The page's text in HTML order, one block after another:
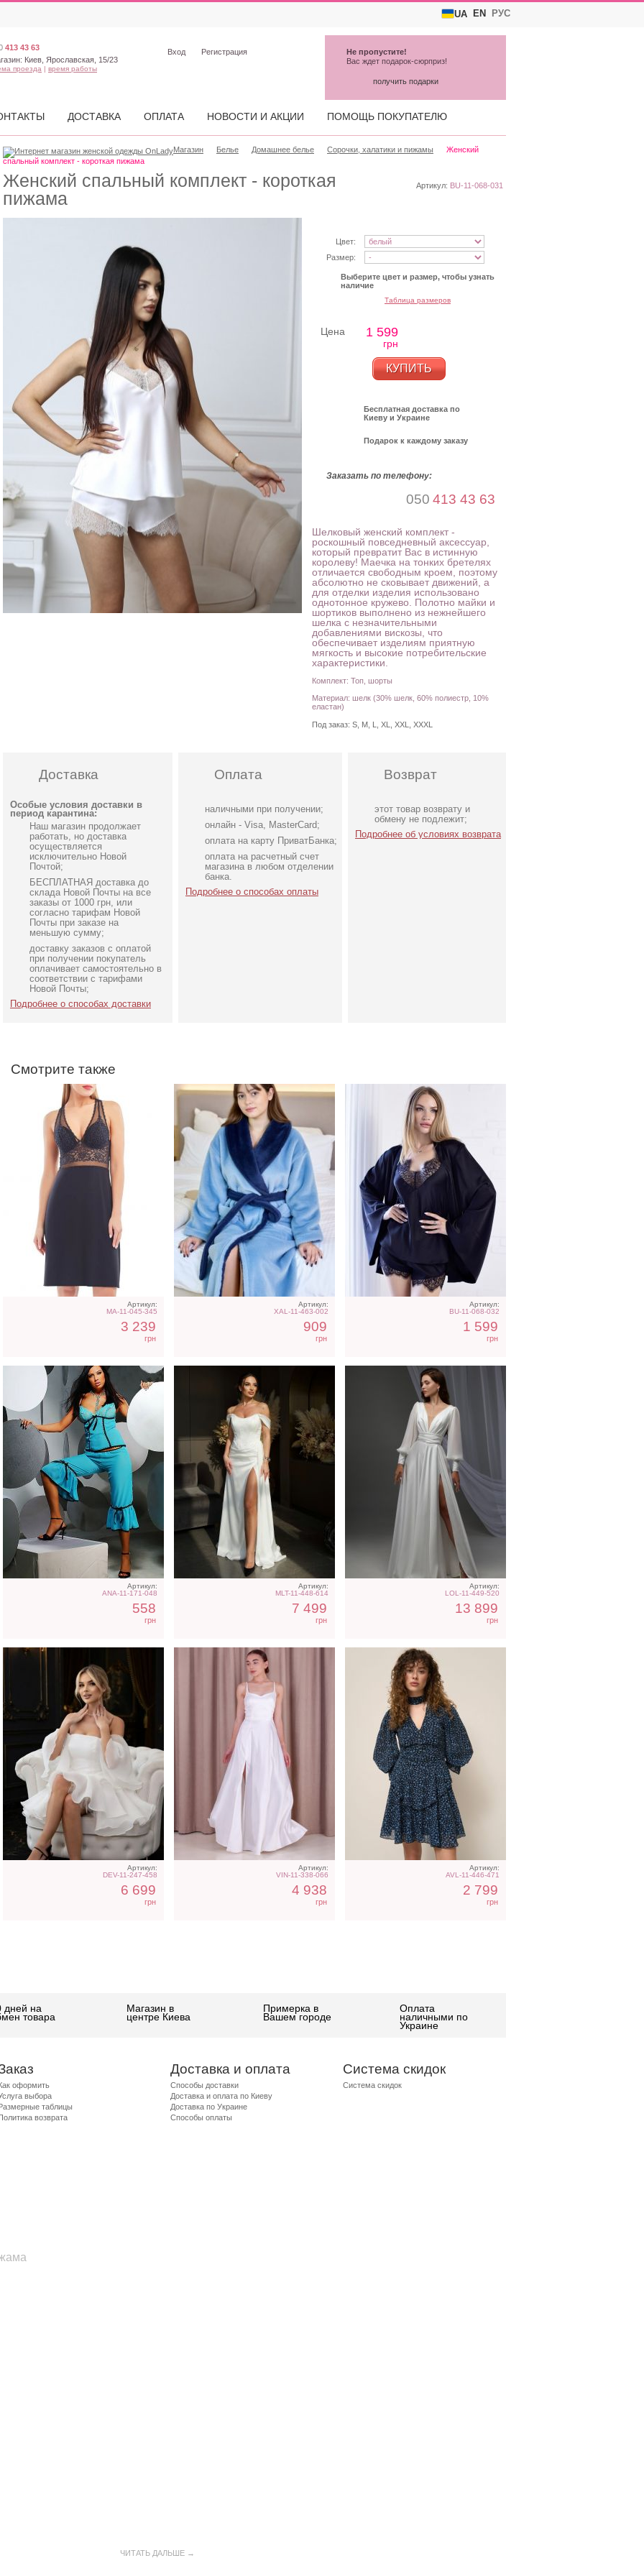
UA EN РУС
ЧИТАТЬ ДАЛЬШЕ →
Женский спальный комплект - короткая
пижама
Артикул: BU-11-068-031
Цвет:
Размер:
Выберите цвет и размер, чтобы узнать
наличие
Таблица размеров
Цена 1 599
грн
КУПИТЬ
Бесплатная доставка по
Киеву и Украине
Подарок к каждому заказу
Заказать по телефону:
050 413 43 63
Шелковый женский комплект -
роскошный повседневный аксессуар,
который превратит Вас в истинную
королеву! Маечка на тонких бретелях
отличается свободным кроем, поэтому
абсолютно не сковывает движений, а
для отделки изделия использовано
однотонное кружево. Полотно майки и
шортиков выполнено из нежнейшего
шелка с незначительными
добавлениями вискозы, что
обеспечивает изделиям приятную
мягкость и высокие потребительские
характеристики.
Комплект: Топ, шорты
Материал: шелк (30% шелк, 60% полиестр, 10%
еластан)
Под заказ: S, M, L, XL, XXL, XXXL
Доставка
Особые условия доставки в
период карантина:
Наш магазин продолжает
работать, но доставка
осуществляется
исключительно Новой
Почтой;
БЕСПЛАТНАЯ доставка до
склада Новой Почты на все
заказы от 1000 грн, или
согласно тарифам Новой
Почты при заказе на
меньшую сумму;
доставку заказов с оплатой
при получении покупатель
оплачивает самостоятельно в
соответствии с тарифами
Новой Почты;
Подробнее о способах доставки
Оплата
наличными при получении;
онлайн - Visa, MasterCard;
оплата на карту ПриватБанка;
оплата на расчетный счет
магазина в любом отделении
банка.
Подробнее о способах оплаты
Возврат
этот товар возврату и
обмену не подлежит;
Подробнее об условиях возврата
Смотрите также
Ночная сорочка
полуприталенного силуэта
Артикул:
MA-11-045-345
3 239
грн
Артикул:
XAL-11-463-002
909
грн
Артикул:
BU-11-068-032
1 599
грн
Милая, женственная
Артикул:
ANA-11-171-048
558
грн
Вечернее нарядное
корсетное платье белого
цвета
Артикул:
MLT-11-448-614
7 499
грн
Свадебное белое длинное
атласное платье в пол c
рукавами
Артикул:
LOL-11-449-520
13 899
грн
Фатиновое короткое белое
платье с открытыми
плечами
Артикул:
DEV-11-247-458
6 699
грн
Атласное длинное платье
на бретелях в белом цвете
Артикул:
VIN-11-338-066
4 938
грн
Легкое шифоновое
короткое платье с
цветочным принтом
Артикул:
AVL-11-446-471
2 799
грн
Магазин Белье Домашнее белье Сорочки, халатики и пижамы
Женский
спальный комплект - короткая пижама
413 43 63
Киев, Ярославская, 15/23
проезда | время работы
Вход Регистрация
ДОСТАВКА ОПЛАТА НОВОСТИ И АКЦИИ ПОМОЩЬ ПОКУПАТЕЛЮ
Не пропустите!
Вас ждет подарок-сюрприз!
получить подарки
дней на
товара
Магазин в
центре Киева
Примерка в
Вашем городе
Оплата
наличными по
Украине
оформить
выбора
таблицы
возврата
Доставка и оплата
Способы доставки
Доставка и оплата по Киеву
Доставка по Украине
Способы оплаты
Система скидок
Система скидок